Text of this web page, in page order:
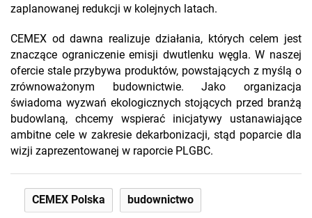
zaplanowanej redukcji w kolejnych latach.
CEMEX od dawna realizuje działania, których celem jest
znaczące ograniczenie emisji dwutlenku węgla. W naszej
ofercie stale przybywa produktów, powstających z myślą o
zrównoważonym budownictwie. Jako organizacja
świadoma wyzwań ekologicznych stojących przed branżą
budowlaną, chcemy wspierać inicjatywy ustanawiające
ambitne cele w zakresie dekarbonizacji, stąd poparcie dla
wizji zaprezentowanej w raporcie PLGBC.
CEMEX Polska budownictwo